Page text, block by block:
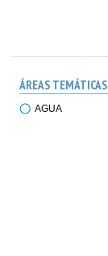
ÁREAS TEMÁTICAS
AGUA